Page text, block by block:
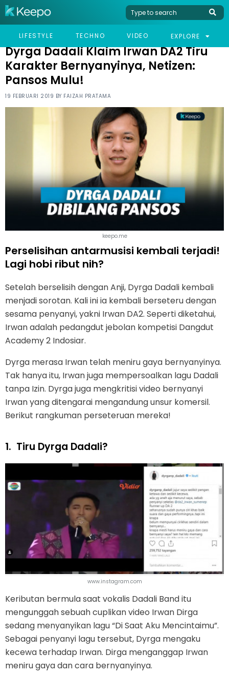
LIFESTYLE TECHNO VIDEO EXPLORE
HOME CELEB
DYRGA DADALI KLAIM IRWAN DA2 TIRU KARAKTER BERNYANYINYA,
Dyrga Dadali Klaim Irwan DA2 Tiru
Karakter Bernyanyinya, Netizen:
Pansos Mulu!
19 FEBRUARI 2019 BY FAIZAH PRATAMA
keepo.me
Perselisihan antarmusisi kembali terjadi!
Lagi hobi ribut nih?
Setelah berselisih dengan Anji, Dyrga Dadali kembali
menjadi sorotan. Kali ini ia kembali berseteru dengan
sesama penyanyi, yakni Irwan DA2. Seperti diketahui,
Irwan adalah pedangdut jebolan kompetisi Dangdut
Academy 2 Indosiar.
Dyrga merasa Irwan telah meniru gaya bernyanyinya.
Tak hanya itu, Irwan juga mempersoalkan lagu Dadali
tanpa Izin. Dyrga juga mengkritisi video bernyanyi
Irwan yang ditengarai mengandung unsur komersil.
Berikut rangkuman perseteruan mereka!
1. Tiru Dyrga Dadali?
www.instagram.com
Keributan bermula saat vokalis Dadali Band itu
mengunggah sebuah cuplikan video Irwan Dirga
sedang menyanyikan lagu “Di Saat Aku Mencintaimu”.
Sebagai penyanyi lagu tersebut, Dyrga mengaku
kecewa terhadap Irwan. Dirga menganggap Irwan
meniru gaya dan cara bernyanyinya.